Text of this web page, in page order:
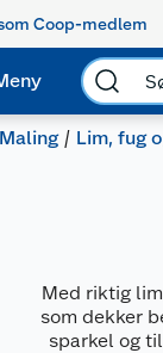
Coop-medlem
Maling Lim, fug
Med riktig
som dekker
sparkel og